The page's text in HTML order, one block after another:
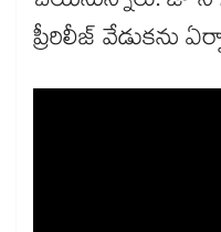
ప్రీరిలీజ్ వేడుకను